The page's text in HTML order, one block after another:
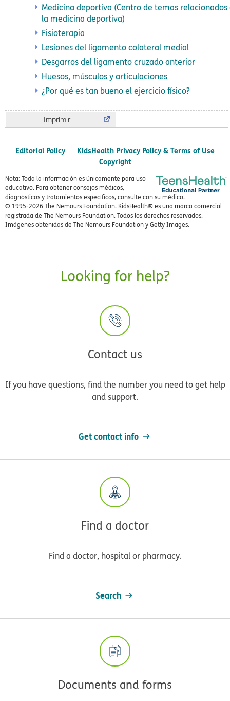
Medicina deportiva (Centro de temas relacionados
la medicina deportiva)
Fisioterapia
Lesiones del ligamento colateral medial
Desgarros del ligamento cruzado anterior
Huesos, músculos y articulaciones
¿Por qué es tan bueno el ejercicio físico?
Imprimir
Editorial Policy
KidsHealth Privacy Policy & Terms of Use
Copyright
Nota: Toda la información es únicamente para uso
educativo. Para obtener consejos médicos,
diagnósticos y tratamientos específicos, consulte con su médico.
© 1995-2026 The Nemours Foundation. KidsHealth® es una marca comercial
registrada de The Nemours Foundation. Todos los derechos reservados.
Imágenes obtenidas de The Nemours Foundation y Getty Images.
Looking for help?
Contact us
If you have questions, find the number you need to get help
and support.
Get contact info
Find a doctor
Find a doctor, hospital or pharmacy.
Search
Documents and forms